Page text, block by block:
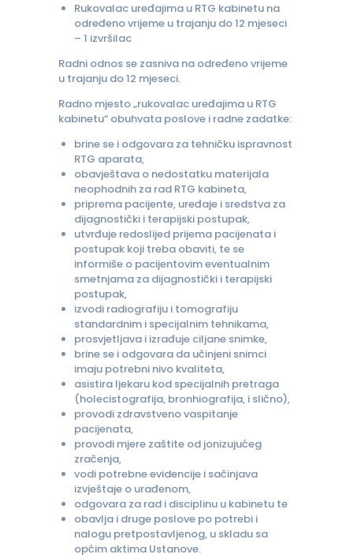
Rukovalac uređajima u RTG kabinetu na
određeno vrijeme u trajanju do 12 mjeseci
– 1 izvršilac
Radni odnos se zasniva na određeno vrijeme
u trajanju do 12 mjeseci.
Radno mjesto „rukovalac uređajima u RTG
kabinetu“ obuhvata poslove i radne zadatke:
brine se i odgovara za tehničku ispravnost
RTG aparata,
obavještava o nedostatku materijala
neophodnih za rad RTG kabineta,
priprema pacijente, uređaje i sredstva za
dijagnostički i terapijski postupak,
utvrđuje redoslijed prijema pacijenata i
postupak koji treba obaviti, te se
informiše o pacijentovim eventualnim
smetnjama za dijagnostički i terapijski
postupak,
izvodi radiografiju i tomografiju
standardnim i specijalnim tehnikama,
prosvjetljava i izrađuje ciljane snimke,
brine se i odgovara da učinjeni snimci
imaju potrebni nivo kvaliteta,
asistira ljekaru kod specijalnih pretraga
(holecistografija, bronhiografija, i slično),
provodi zdravstveno vaspitanje
pacijenata,
provodi mjere zaštite od jonizujućeg
zračenja,
vodi potrebne evidencije i sačinjava
izvještaje o urađenom,
odgovara za rad i disciplinu u kabinetu te
obavlja i druge poslove po potrebi i
nalogu pretpostavljenog, u skladu sa
općim aktima Ustanove.